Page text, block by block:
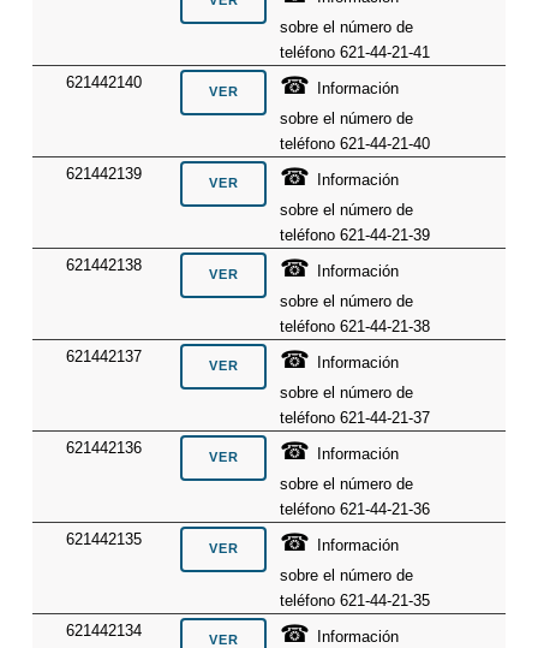
sobre el número de
teléfono 621-44-21-41
621442140
☎
Información
sobre el número de
teléfono 621-44-21-40
621442139
☎
Información
sobre el número de
teléfono 621-44-21-39
621442138
☎
Información
sobre el número de
teléfono 621-44-21-38
621442137
☎
Información
sobre el número de
teléfono 621-44-21-37
621442136
☎
Información
sobre el número de
teléfono 621-44-21-36
621442135
☎
Información
sobre el número de
teléfono 621-44-21-35
621442134
☎
Información